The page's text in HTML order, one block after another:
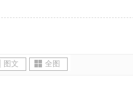
图文 全图